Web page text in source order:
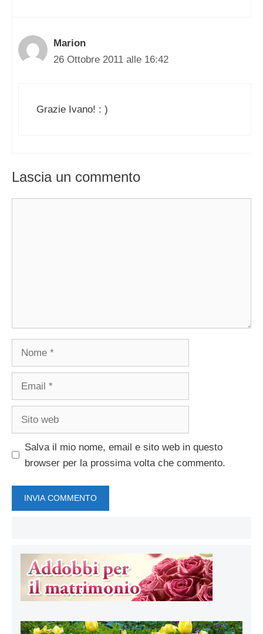
Marion
26 Ottobre 2011 alle 16:42
Grazie Ivano! : )
Lascia un commento
Salva il mio nome, email e sito web in questo
browser per la prossima volta che commento.